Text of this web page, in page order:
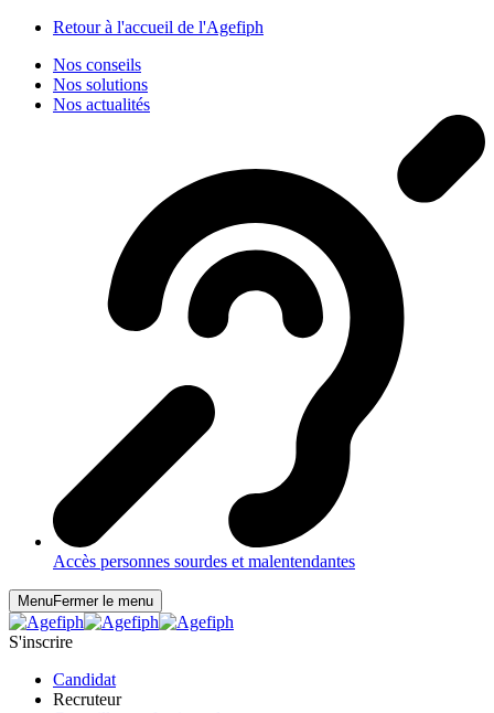
Retour à l'accueil de l'Agefiph
Nos conseils
Nos solutions
Nos actualités
Accès personnes sourdes et malentendantes
MenuFermer le menu
S'inscrire
Candidat
Recruteur